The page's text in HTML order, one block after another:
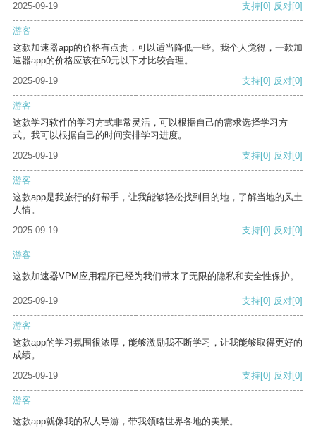
2025-09-19
支持[0] 反对[0]
游客
这款加速器app的价格有点贵，可以适当降低一些。我个人觉得，一款加
速器app的价格应该在50元以下才比较合理。
2025-09-19
支持[0] 反对[0]
游客
这款学习软件的学习方式非常灵活，可以根据自己的需求选择学习方
式。我可以根据自己的时间安排学习进度。
2025-09-19
支持[0] 反对[0]
游客
这款app是我旅行的好帮手，让我能够轻松找到目的地，了解当地的风土
人情。
2025-09-19
支持[0] 反对[0]
游客
这款加速器VPM应用程序已经为我们带来了无限的隐私和安全性保护。
2025-09-19 支持[0] 反对[0]
游客
这款app的学习氛围很浓厚，能够激励我不断学习，让我能够取得更好的
成绩。
2025-09-19
支持[0] 反对[0]
游客
这款app就像我的私人导游，带我领略世界各地的美景。